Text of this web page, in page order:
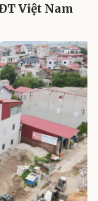
Việt Nam